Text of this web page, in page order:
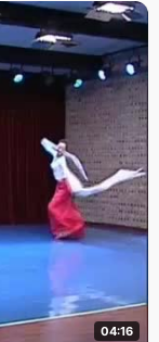
04:16